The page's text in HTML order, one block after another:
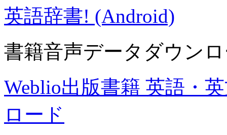
英語辞書! (Android)
書籍音声データダウン
Weblio出版書籍 英語・
ロード